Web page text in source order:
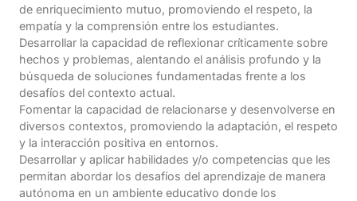
de enriquecimiento mutuo, promoviendo el respeto, la
empatía y la comprensión entre los estudiantes.
Desarrollar la capacidad de reflexionar críticamente sobre
hechos y problemas, alentando el análisis profundo y la
búsqueda de soluciones fundamentadas frente a los
desafíos del contexto actual.
Fomentar la capacidad de relacionarse y desenvolverse en
diversos contextos, promoviendo la adaptación, el respeto
y la interacción positiva en entornos.
Desarrollar y aplicar habilidades y/o competencias que les
permitan abordar los desafíos del aprendizaje de manera
autónoma en un ambiente educativo donde los